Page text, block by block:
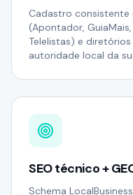
Cadastro consistente
(Apontador,
Telelistas) e
autoridade local da
SEO técnico +
Schema